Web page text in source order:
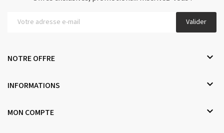
Valider
NOTRE OFFRE 
INFORMATIONS 
MON COMPTE 